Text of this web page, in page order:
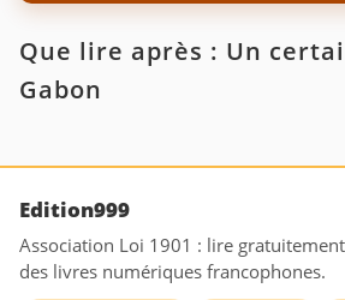
Que lire après : Un
Gabon
Edition999
Association Loi 1901 : lire
des livres numériques francophones.